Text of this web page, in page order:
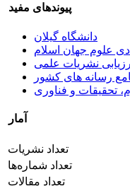
پیوندهای مفید
دانشگاه گیلان
علوم جهان اسلام
نشریات علمی
رسانه های کشور
تحقیقات و فناوری
آمار
تعداد نشریات
تعداد شماره‌ها
تعداد مقالات